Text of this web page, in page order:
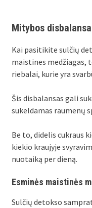
Mitybos
Kai pasitikite sulčių
maistines medžiagas,
riebalai, kurie yra
Šis disbalansas gali
sukeldamas raumenų
Be to, didelis cukraus
kiekio kraujyje
nuotaiką per dieną.
Esminės maistinės
Sulčių detokso